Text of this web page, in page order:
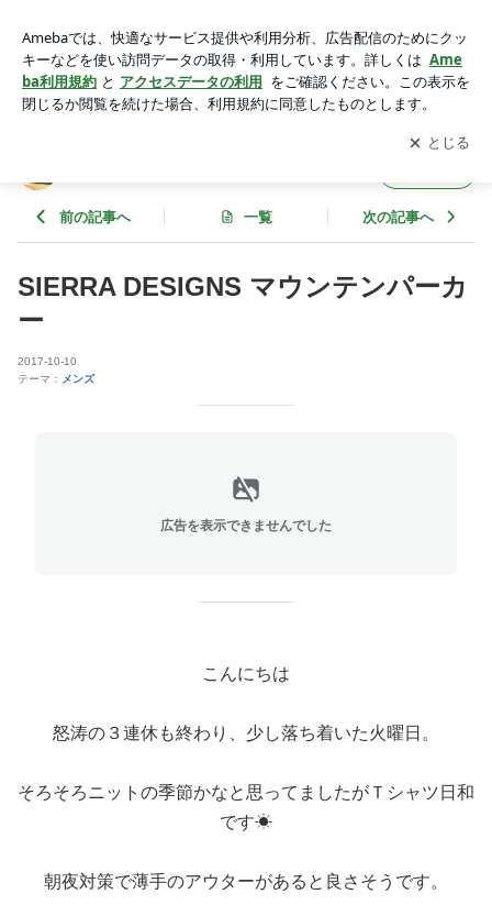
アプリをダウンロードして ブログの更新通知
を受け取りまし
ょう。
開く
前の記事へ 一覧 次の記事へ
SIERRA DESIGNS マウンテンパーカ
ー
2017-10-10
テーマ： メンズ
広告を表示できませんでした
こんにちは
怒涛の３連休も終わり、少し落ち着いた火曜日。
そろそろニットの季節かなと思ってましたがＴシャツ日和
です☀
朝夜対策で薄手のアウターがあると良さそうです。